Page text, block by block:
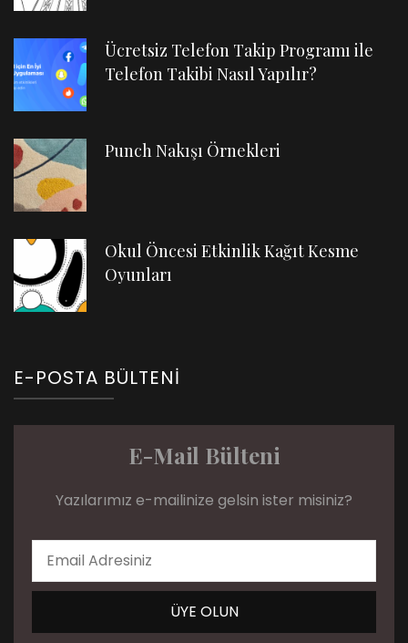
Ücretsiz Telefon Takip Programı ile
Telefon Takibi Nasıl Yapılır?
Punch Nakışı Örnekleri
Okul Öncesi Etkinlik Kağıt Kesme
Oyunları
E-POSTA BÜLTENI
E-Mail Bülteni
Yazılarımız e-mailinize gelsin ister misiniz?